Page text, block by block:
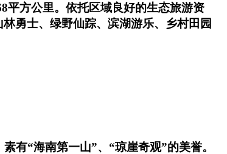
平方公里。依托区域良好的生态旅游资
勇士、绿野仙踪、滨湖游乐、乡村田园
有“海南第一山”、“琼崖奇观”的美誉。